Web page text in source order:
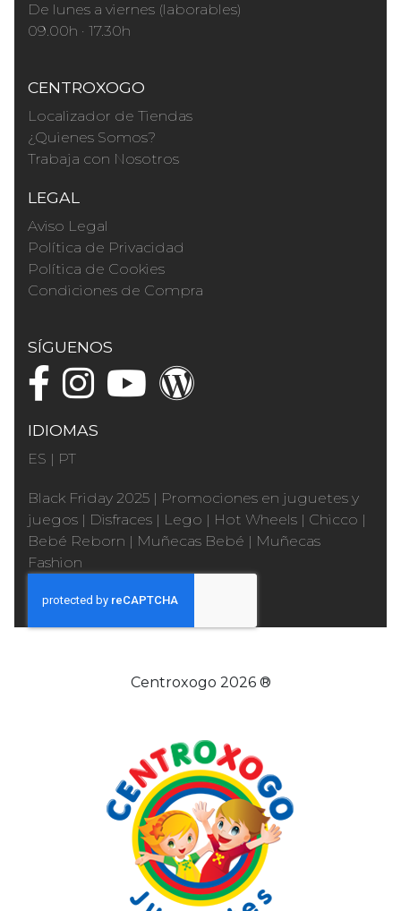
De lunes a viernes (laborables)
09.00h · 17.30h
CENTROXOGO
Localizador de Tiendas
¿Quienes Somos?
Trabaja con Nosotros
LEGAL
Aviso Legal
Política de Privacidad
Política de Cookies
Condiciones de Compra
SÍGUENOS
IDIOMAS
ES | PT
Black Friday 2025 | Promociones en juguetes y
juegos | Disfraces | Lego | Hot Wheels | Chicco |
Bebé Reborn | Muñecas Bebé | Muñecas
Fashion
Centroxogo 2026 ®